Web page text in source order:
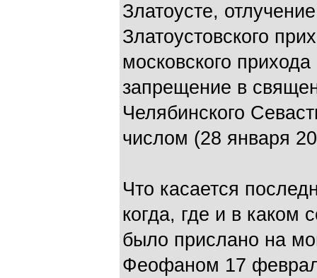
Златоусте,
Златоустовского
московского
запрещение в
Челябинского
числом (28 января
Что касается
когда, где и в каком
было прислано на
Феофаном 17